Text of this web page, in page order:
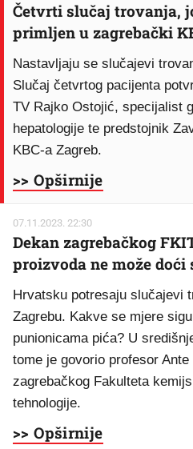
Četvrti slučaj trovanja,
primljen u zagrebački
Nastavljaju se slučajevi
Slučaj četvrtog pacijenta
TV Rajko Ostojić, specijalist
hepatologije te predstojnik
KBC-a Zagreb.
>> Opširnije
07.11.2023. 22:30
Dekan zagrebačkog
proizvoda ne može doći
Hrvatsku potresaju slučajevi
Zagrebu. Kakve se mjere
punionicama pića? U
tome je govorio profesor
zagrebačkog Fakulteta
tehnologije.
>> Opširnije